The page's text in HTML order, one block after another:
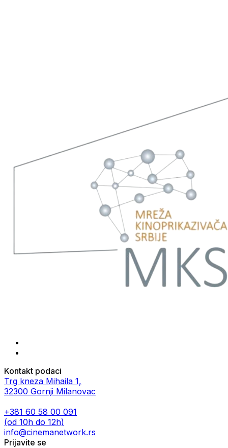
Kontakt podaci
Trg kneza Mihaila 1,
32300 Gornji Milanovac
+381 60 58 00 091
(od 10h do 12h)
info@cinemanetwork.rs
Prijavite se